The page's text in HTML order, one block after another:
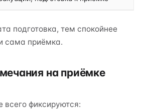
подготовка, тем спокойнее
сама приёмка.
на приёмке
всего фиксируются: